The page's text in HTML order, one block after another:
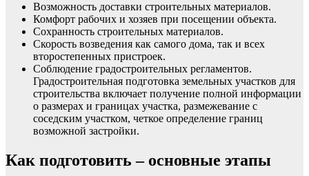
Возможность доставки строительных материалов.
Комфорт рабочих и хозяев при посещении объекта.
Сохранность строительных материалов.
Скорость возведения как самого дома, так и всех
второстепенных пристроек.
Соблюдение градостроительных регламентов.
Градостроительная подготовка земельных участков для
строительства включает получение полной информации
о размерах и границах участка, размежевание с
соседским участком, четкое определение границ
возможной застройки.
Как подготовить – основные этапы